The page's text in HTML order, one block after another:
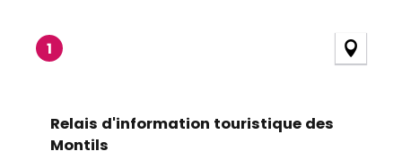
1
Relais d'information touristique des
Montils